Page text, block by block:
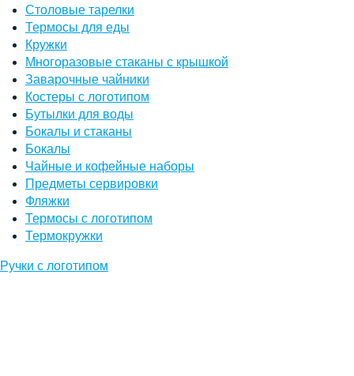
Столовые тарелки
Термосы для еды
Кружки
Многоразовые стаканы с крышкой
Заварочные чайники
Костеры с логотипом
Бутылки для воды
Бокалы и стаканы
Бокалы
Чайные и кофейные наборы
Предметы сервировки
Фляжки
Термосы с логотипом
Термокружки
Ручки с логотипом